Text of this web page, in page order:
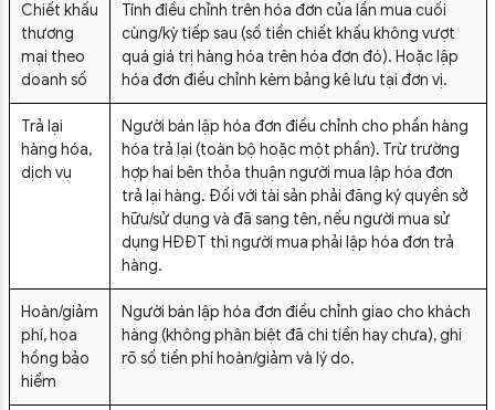
Chiết khấu
thương
mại theo
doanh số
Tính điều chỉnh trên hóa đơn của lần mua cuối
cùng/kỳ tiếp sau (số tiền chiết khấu không vượt
quá giá trị hàng hóa trên hóa đơn đó). Hoặc lập
hóa đơn điều chỉnh kèm bảng kê lưu tại đơn vị.
Trả lại
hàng hóa,
dịch vụ
Người bán lập hóa đơn điều chỉnh cho phần hàng
hóa trả lại (toàn bộ hoặc một phần). Trừ trường
hợp hai bên thỏa thuận người mua lập hóa đơn
trả lại hàng. Đối với tài sản phải đăng ký quyền sở
hữu/sử dụng và đã sang tên, nếu người mua sử
dụng HĐĐT thì người mua phải lập hóa đơn trả
hàng.
Hoàn/giảm
phí, hoa
hồng bảo
hiểm
Người bán lập hóa đơn điều chỉnh giao cho khách
hàng (không phân biệt đã chi tiền hay chưa), ghi
rõ số tiền phí hoàn/giảm và lý do.